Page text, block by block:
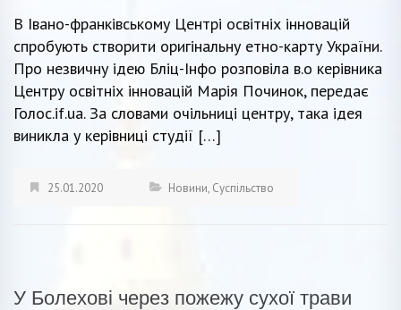
В Івано-франківському Центрі освітніх інновацій
спробують створити оригінальну етно-карту України.
Про незвичну ідею Бліц-Інфо розповіла в.о керівника
Центру освітніх інновацій Марія Починок, передає
Голос.if.ua. За словами очільниці центру, така ідея
виникла у керівниці студії […]
25.01.2020 Новини, Суспільство
У Болехові через пожежу сухої трави